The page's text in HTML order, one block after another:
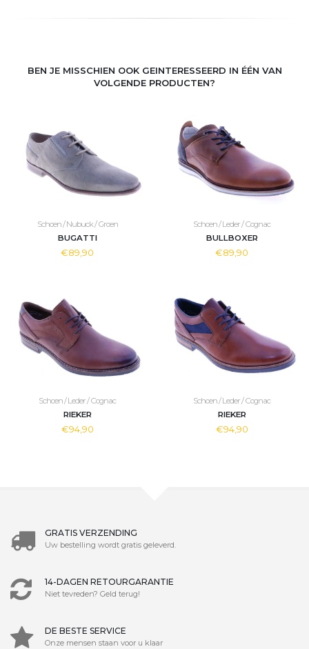
BEN JE MISSCHIEN OOK GEINTERESSEERD IN ÉÉN VAN
VOLGENDE PRODUCTEN?
Schoen / Nubuck / Groen
BUGATTI
€89,90
Schoen / Leder / Cognac
BULLBOXER
€89,90
Schoen / Leder / Cognac
RIEKER
€94,90
Schoen / Leder / Cognac
RIEKER
€94,90
GRATIS VERZENDING
Uw bestelling wordt gratis geleverd.
14-DAGEN RETOURGARANTIE
Niet tevreden? Geld terug!
DE BESTE SERVICE
Onze mensen staan voor u klaar